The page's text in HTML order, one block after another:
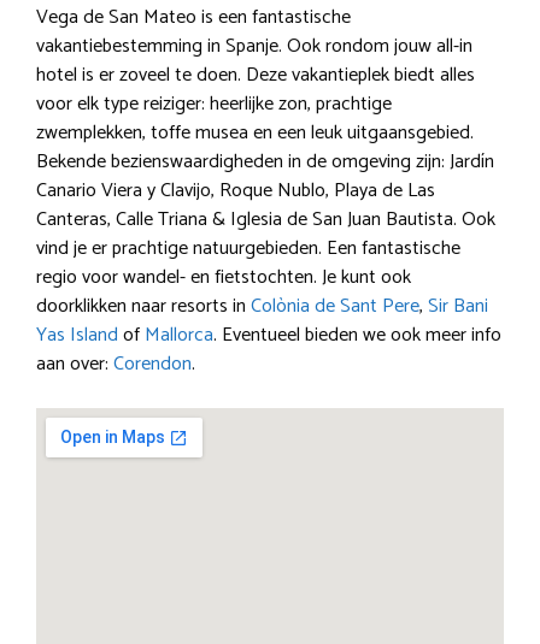
Vega de San Mateo is een fantastische
vakantiebestemming in Spanje. Ook rondom jouw all-in
hotel is er zoveel te doen. Deze vakantieplek biedt alles
voor elk type reiziger: heerlijke zon, prachtige
zwemplekken, toffe musea en een leuk uitgaansgebied.
Bekende bezienswaardigheden in de omgeving zijn: Jardín
Canario Viera y Clavijo, Roque Nublo, Playa de Las
Canteras, Calle Triana & Iglesia de San Juan Bautista. Ook
vind je er prachtige natuurgebieden. Een fantastische
regio voor wandel- en fietstochten. Je kunt ook
doorklikken naar resorts inColònia de Sant Pere,Sir Bani
Yas IslandofMallorca. Eventueel bieden we ook meer info
aan over:Corendon.